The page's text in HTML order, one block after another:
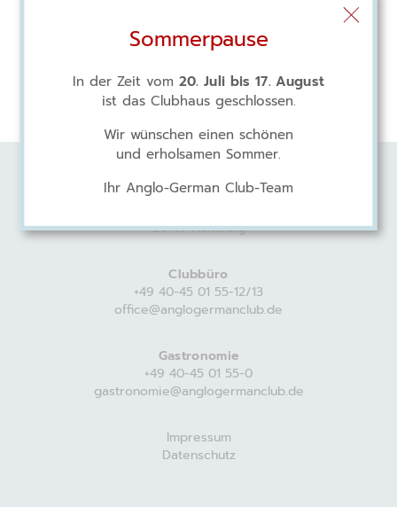
Anglo-German Club
20149 Hamburg
Clubbüro
+49 40-45 01 55-12/13
office@anglogermanclub.de
Gastronomie
+49 40-45 01 55-0
gastronomie@anglogermanclub.de
Impressum
Datenschutz
Sommerpause
In der Zeit vom 20. Juli bis 17. August
ist das Clubhaus geschlossen.
Wir wünschen einen schönen
und erholsamen Sommer.
Ihr Anglo-German Club-Team